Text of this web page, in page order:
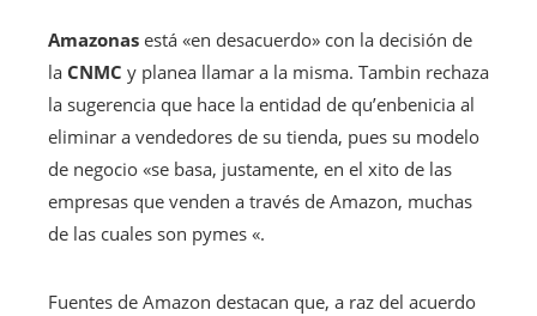
Amazonas está «en desacuerdo» con la decisión de
la CNMC y planea llamar a la misma. Tambin rechaza
la sugerencia que hace la entidad de qu’enbenicia al
eliminar a vendedores de su tienda, pues su modelo
de negocio «se basa, justamente, en el xito de las
empresas que venden a través de Amazon, muchas
de las cuales son pymes «.
Fuentes de Amazon destacan que, a raz del acuerdo